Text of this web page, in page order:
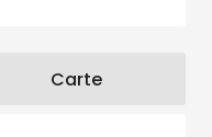
Carte